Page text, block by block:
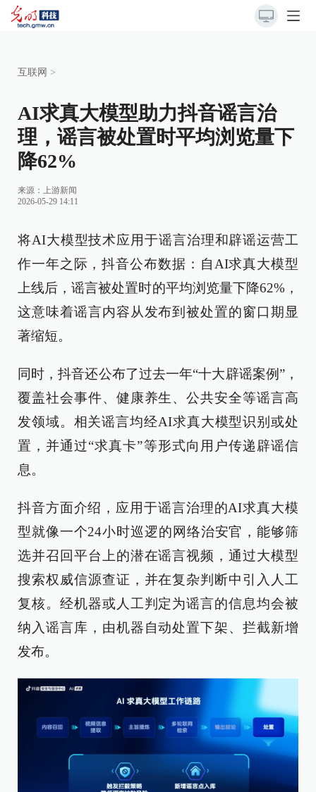
互联网 >
AI求真大模型助力抖音谣言治
理，谣言被处置时平均浏览量下
降62%
来源： 上游新闻
2026-05-29 14:11
将AI大模型技术应用于谣言治理和辟谣运营工
作一年之际，抖音公布数据：自AI求真大模型
上线后，谣言被处置时的平均浏览量下降62%，
这意味着谣言内容从发布到被处置的窗口期显
著缩短。
同时，抖音还公布了过去一年“十大辟谣案例”，
覆盖社会事件、健康养生、公共安全等谣言高
发领域。相关谣言均经AI求真大模型识别或处
置，并通过“求真卡”等形式向用户传递辟谣信
息。
抖音方面介绍，应用于谣言治理的AI求真大模
型就像一个24小时巡逻的网络治安官，能够筛
选并召回平台上的潜在谣言视频，通过大模型
搜索权威信源查证，并在复杂判断中引入人工
复核。经机器或人工判定为谣言的信息均会被
纳入谣言库，由机器自动处置下架、拦截新增
发布。